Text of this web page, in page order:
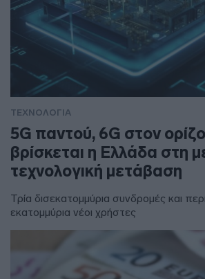
ΤΕΧΝΟΛΟΓΙΑ
5G παντού, 6G στον
βρίσκεται η Ελλάδα στη
τεχνολογική μετάβαση
Τρία δισεκατομμύρια συνδρομές και
εκατομμύρια νέοι χρήστες